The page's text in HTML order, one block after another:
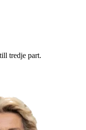
tredje part.